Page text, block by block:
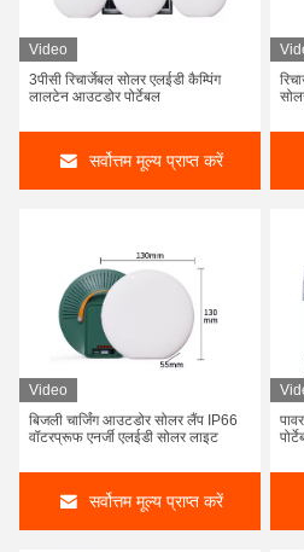
Video
3पीसी रिचार्जेबल सोलर एलईडी कैम्पिंग
लालटेन आउटडोर पोर्टेबल
सर्वोत्तम मूल्य प्राप्त करें
Video
बिजली चार्जिंग आउटडोर सोलर लैंप IP66
वॉटरप्रूफ एनर्जी एलईडी सोलर लाइट
सर्वोत्तम मूल्य प्राप्त करें